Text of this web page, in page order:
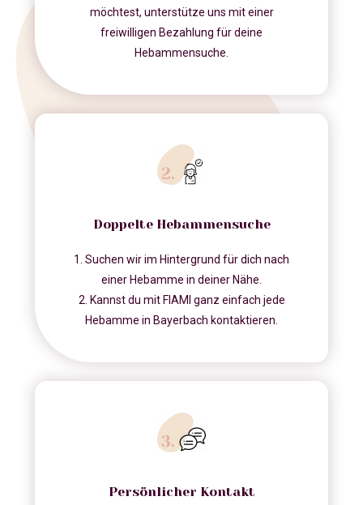
möchtest, unterstütze uns mit einer
freiwilligen Bezahlung für deine
Hebammensuche.
Doppelte Hebammensuche
1. Suchen wir im Hintergrund für dich nach
einer Hebamme in deiner Nähe.
2. Kannst du mit FIAMI ganz einfach jede
Hebamme in Bayerbach kontaktieren.
Persönlicher Kontakt